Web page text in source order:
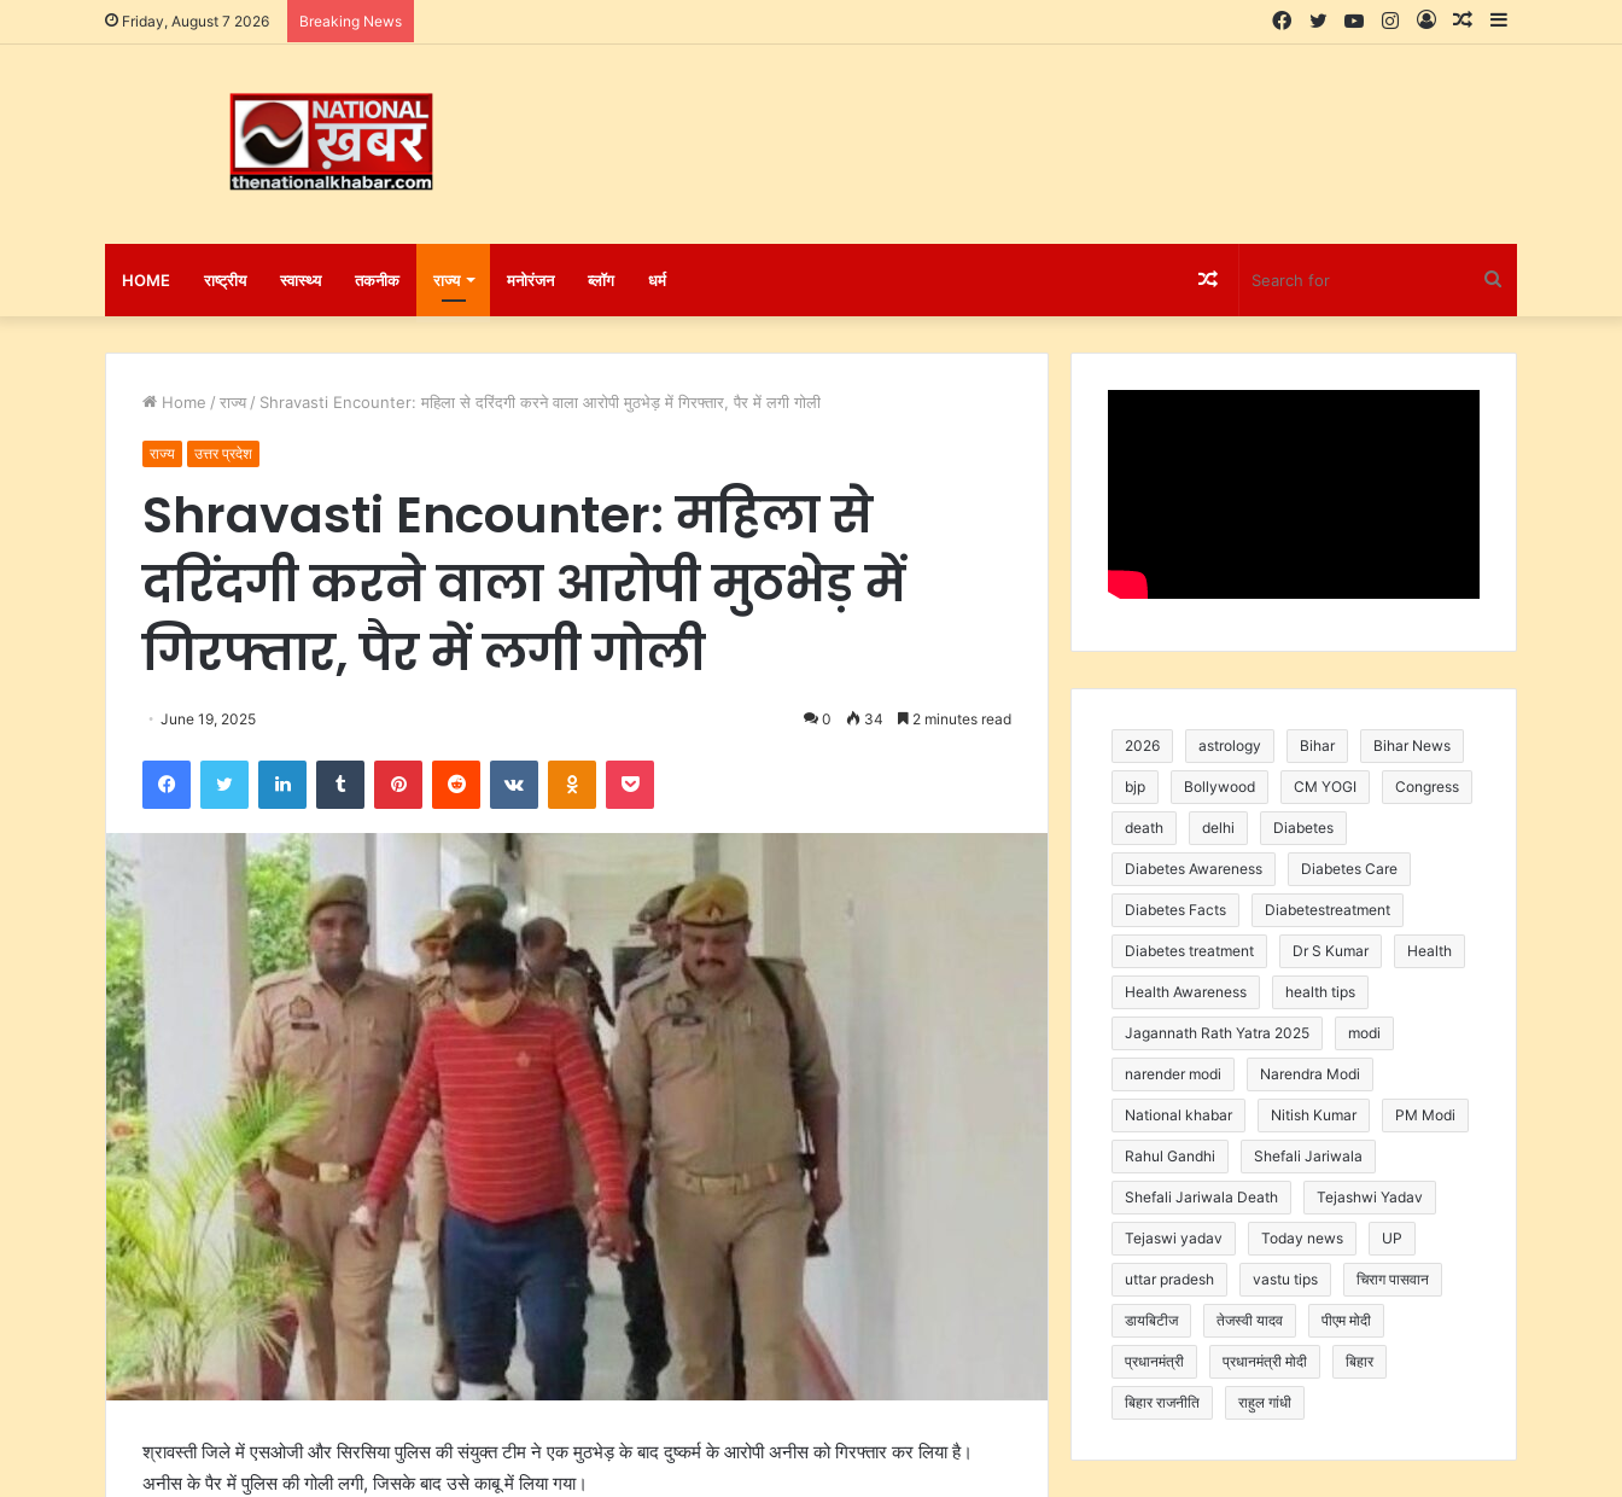
Friday, August 7 2026 Breaking News Sidebar
Random
Log
Instagram
YouTube
Twitter
Facebook
HOME राष्ट्रीय स्वास्थ्य तकनीक राज्य मनोरंजन ब्लॉग धर्म
for
Random
Article
Home / राज्य / Shravasti Encounter: महिला से दरिंदगी करने वाला आरोपी मुठभेड़ में गिरफ्तार, पैर में लगी गोली
राज्य उत्तर प्रदेश
Shravasti Encounter: महिला से
दरिंदगी करने वाला आरोपी मुठभेड़ में
गिरफ्तार, पैर में लगी गोली
June 19, 2025 0 34 2 minutes read
FacebookTwitter LinkedInTumblr PinterestReddit VKontakteOdnoklassniki
Pocket
श्रावस्ती जिले में एसओजी और सिरसिया पुलिस की संयुक्त टीम ने एक मुठभेड़ के बाद दुष्कर्म के आरोपी अनीस को गिरफ्तार कर लिया है।
अनीस के पैर में पुलिस की गोली लगी, जिसके बाद उसे काबू में लिया गया।
2026 astrology Bihar Bihar News
bjp Bollywood CM YOGI Congress
death delhi Diabetes
Diabetes Awareness Diabetes Care
Diabetes Facts Diabetestreatment
Diabetes treatment Dr S Kumar Health
Health Awareness health tips
Jagannath Rath Yatra 2025 modi
narender modi Narendra Modi
National khabar Nitish Kumar PM Modi
Rahul Gandhi Shefali Jariwala
Shefali Jariwala Death Tejashwi Yadav
Tejaswi yadav Today news UP
uttar pradesh vastu tips चिराग पासवान
डायबिटीज तेजस्वी यादव पीएम मोदी
प्रधानमंत्री प्रधानमंत्री मोदी बिहार
बिहार राजनीति राहुल गांधी